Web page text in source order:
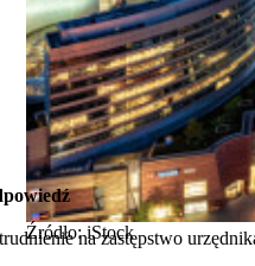
Źródło: iStock
na zastępstwo